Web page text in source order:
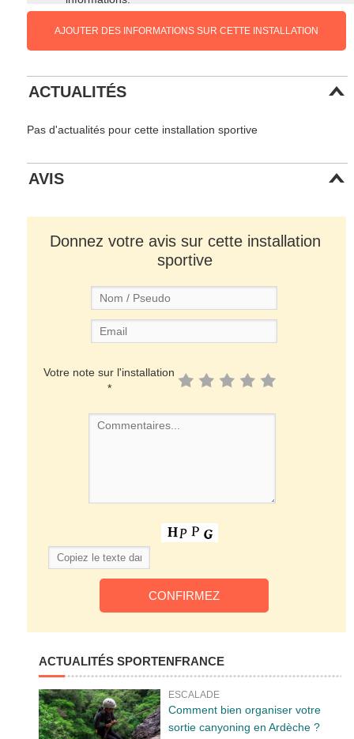
AJOUTER DES INFORMATIONS SUR CETTE INSTALLATION
ACTUALITÉS
Pas d'actualités pour cette installation sportive
AVIS
Donnez votre avis sur cette installation
sportive
Votre note sur l'installation
*
ACTUALITÉS SPORTENFRANCE
ESCALADE
Comment bien organiser votre
sortie canyoning en Ardèche ?